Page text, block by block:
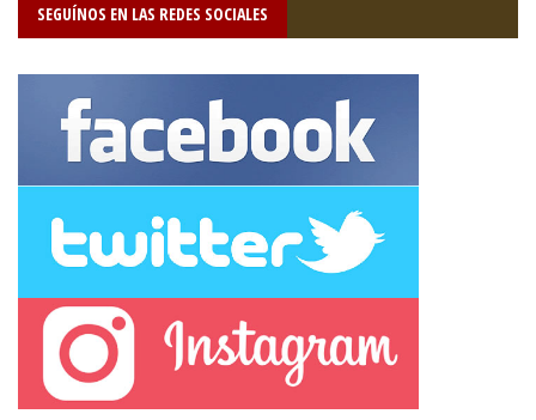
SEGUÍNOS EN LAS REDES SOCIALES